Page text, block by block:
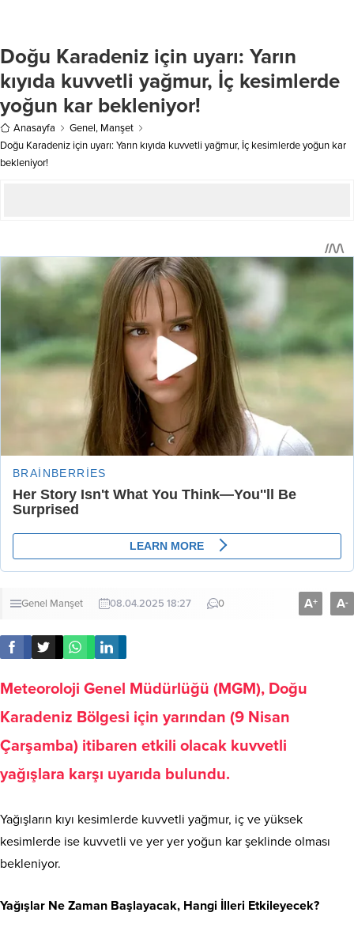
Merkezi – 29 Ekim Cumhuriyet
Bayramı kutlamaları kapsamında,
vatandaşların bayram coşkusuna
daha rahat ortak olabilmesi için...
tarafından arandığında da şikayetçi
olmadığını belirttiği anlaşılmıştır”
ifadelerini kullandı. Şanlıurfa –
Eyyübiye ilçesi...
Doğu Karadeniz için uyarı: Yarın
kıyıda kuvvetli yağmur, İç kesimlerde
yoğun kar bekleniyor!
Anasayfa Genel, Manşet
Doğu Karadeniz için uyarı: Yarın kıyıda kuvvetli yağmur, İç kesimlerde yoğun kar
bekleniyor!
Genel Manşet 08.04.2025 18:27 0 A+ A-
Meteoroloji Genel Müdürlüğü (MGM), Doğu
Karadeniz Bölgesi için yarından (9 Nisan
Çarşamba) itibaren etkili olacak kuvvetli
yağışlara karşı uyarıda bulundu.
Yağışların kıyı kesimlerde kuvvetli yağmur, iç ve yüksek
kesimlerde ise kuvvetli ve yer yer yoğun kar şeklinde olması
bekleniyor.
Yağışlar Ne Zaman Başlayacak, Hangi İlleri Etkileyecek?